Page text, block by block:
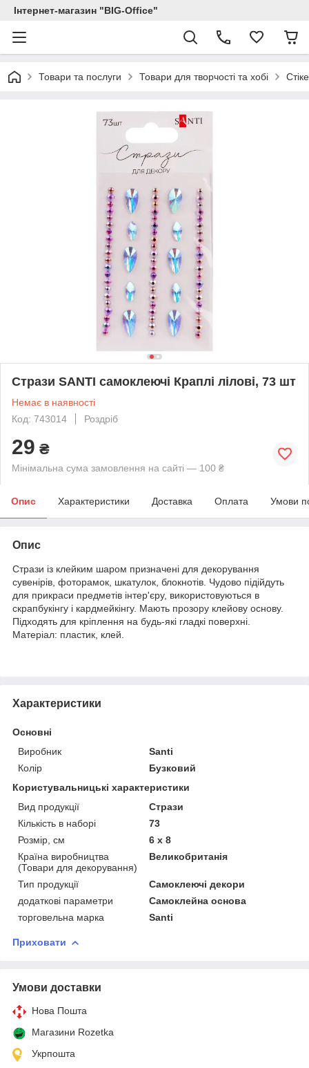
Інтернет-магазин "BIG-Office"
Товари та послуги Товари для творчості та хобі
Стрази SANTI самоклеючі Краплі лілові, 73 шт
Немає в наявності
Код: 743014
Роздріб
29 ₴
Мінімальна сума замовлення на сайті — 100 ₴
Опис Характеристики Доставка Оплата Умови
Опис
Стрази із клейким шаром призначені для декорування
сувенірів, фоторамок, шкатулок, блокнотів. Чудово підійдуть
для прикраси предметів інтер'єру, використовуються в
скрапбукінгу і кардмейкінгу. Мають прозору клейову основу.
Підходять для кріплення на будь-які гладкі поверхні.
Матеріал: пластик, клей.
Характеристики
Основні
Виробник
Santi
Колір
Бузковий
Користувальницькі характеристики
Вид продукції
Стрази
Кількість в наборі
73
Розмір, см
6 x 8
Країна виробництва
(Товари для декорування)
Великобританія
Тип продукції
Самоклеючі декори
додаткові параметри
Самоклейна основа
торговельна марка
Santi
Приховати
Умови доставки
Нова Пошта
Магазини Rozetka
Укрпошта